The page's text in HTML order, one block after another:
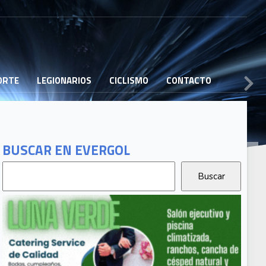
LEGIONARIOS CICLISMO CONTACTO
BUSCAR EN EVERGOL